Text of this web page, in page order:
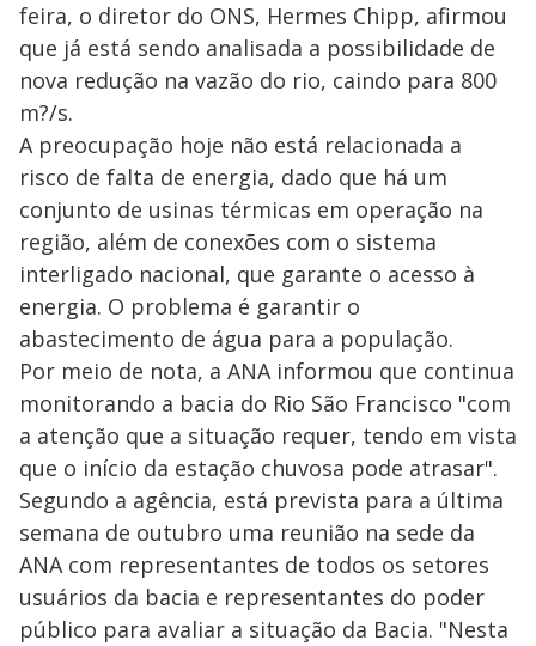
feira, o diretor do ONS, Hermes Chipp, afirmou
que já está sendo analisada a possibilidade de
nova redução na vazão do rio, caindo para 800
m?/s.
A preocupação hoje não está relacionada a
risco de falta de energia, dado que há um
conjunto de usinas térmicas em operação na
região, além de conexões com o sistema
interligado nacional, que garante o acesso à
energia. O problema é garantir o
abastecimento de água para a população.
Por meio de nota, a ANA informou que continua
monitorando a bacia do Rio São Francisco "com
a atenção que a situação requer, tendo em vista
que o início da estação chuvosa pode atrasar".
Segundo a agência, está prevista para a última
semana de outubro uma reunião na sede da
ANA com representantes de todos os setores
usuários da bacia e representantes do poder
público para avaliar a situação da Bacia. "Nesta